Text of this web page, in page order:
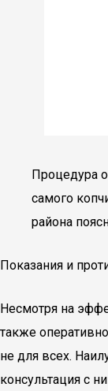
Процедура
самого
района
Показания и
Несмотря на
также
не для всех.
консультация с